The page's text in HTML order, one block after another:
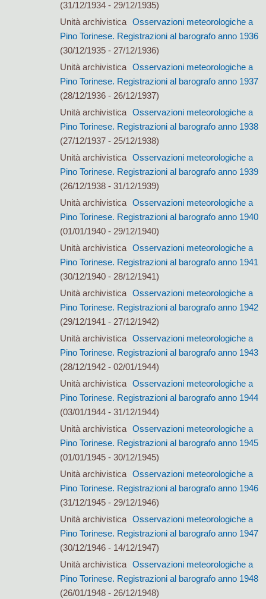
(31/12/1934 - 29/12/1935)
Unità archivistica Osservazioni meteorologiche a
Pino Torinese. Registrazioni al barografo anno 1936
(30/12/1935 - 27/12/1936)
Unità archivistica Osservazioni meteorologiche a
Pino Torinese. Registrazioni al barografo anno 1937
(28/12/1936 - 26/12/1937)
Unità archivistica Osservazioni meteorologiche a
Pino Torinese. Registrazioni al barografo anno 1938
(27/12/1937 - 25/12/1938)
Unità archivistica Osservazioni meteorologiche a
Pino Torinese. Registrazioni al barografo anno 1939
(26/12/1938 - 31/12/1939)
Unità archivistica Osservazioni meteorologiche a
Pino Torinese. Registrazioni al barografo anno 1940
(01/01/1940 - 29/12/1940)
Unità archivistica Osservazioni meteorologiche a
Pino Torinese. Registrazioni al barografo anno 1941
(30/12/1940 - 28/12/1941)
Unità archivistica Osservazioni meteorologiche a
Pino Torinese. Registrazioni al barografo anno 1942
(29/12/1941 - 27/12/1942)
Unità archivistica Osservazioni meteorologiche a
Pino Torinese. Registrazioni al barografo anno 1943
(28/12/1942 - 02/01/1944)
Unità archivistica Osservazioni meteorologiche a
Pino Torinese. Registrazioni al barografo anno 1944
(03/01/1944 - 31/12/1944)
Unità archivistica Osservazioni meteorologiche a
Pino Torinese. Registrazioni al barografo anno 1945
(01/01/1945 - 30/12/1945)
Unità archivistica Osservazioni meteorologiche a
Pino Torinese. Registrazioni al barografo anno 1946
(31/12/1945 - 29/12/1946)
Unità archivistica Osservazioni meteorologiche a
Pino Torinese. Registrazioni al barografo anno 1947
(30/12/1946 - 14/12/1947)
Unità archivistica Osservazioni meteorologiche a
Pino Torinese. Registrazioni al barografo anno 1948
(26/01/1948 - 26/12/1948)